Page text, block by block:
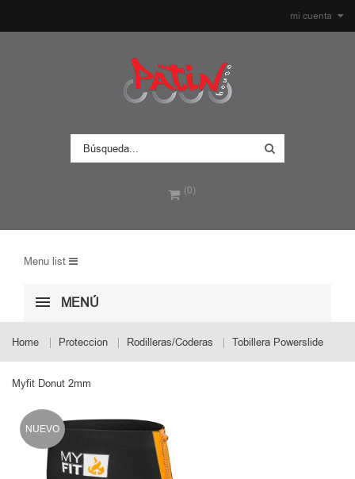
mi cuenta
(0)
Menu list
MENÚ
Home Proteccion Rodilleras/Coderas Tobillera Powerslide
Myfit Donut 2mm
NUEVO